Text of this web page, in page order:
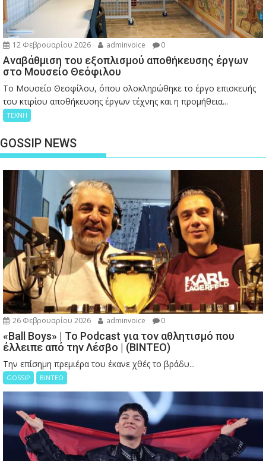
12 Φεβρουαρίου 2026 adminvoice 0
Αναβάθμιση του εξοπλισμού αποθήκευσης έργων
στο Μουσείο Θεόφιλου
Το Μουσείο Θεοφίλου, όπου ολοκληρώθηκε το έργο επισκευής
του κτιρίου αποθήκευσης έργων τέχνης και η προμήθεια...
ΤΕΧΝΗ
GOSSIP NEWS
26 Φεβρουαρίου 2026 adminvoice 0
«Ball Boys» | Το Podcast για τον αθλητισμό που
έλλειπε από την Λέσβο | (ΒΙΝΤΕΟ)
Την επίσημη πρεμιέρα του έκανε χθές το βράδυ...
GOSSIP ΒΙΝΤΕΟ